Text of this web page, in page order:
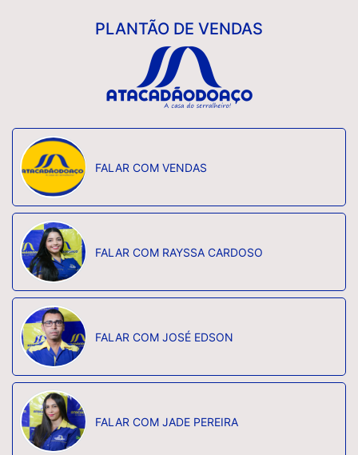
PLANTÃO DE VENDAS
FALAR COM VENDAS
FALAR COM RAYSSA CARDOSO
FALAR COM JOSÉ EDSON
FALAR COM JADE PEREIRA